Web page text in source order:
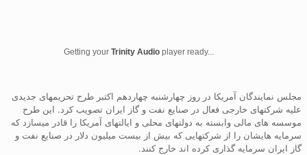
Getting your Trinity Audio player ready...
مجلس نمایندگان آمریکا در روز چهارشنبه چهاردهم اکتبر طرح تحریمهای جدیدی
علیه شرکتهای خارجی فعال در صنایع نفت و گاز ایران تصویب کرد. این طرح
موسسه های مالی وابسته به دولتهای محلی و ایالتهای آمریکا را قادر میسازد که
سرمایه هایشان را از شرکتهایی که بیش از بیست میلیون دلار در صنایع نفت و
گاز ایران سرمایه گذاری کرده اند خارج کنند.